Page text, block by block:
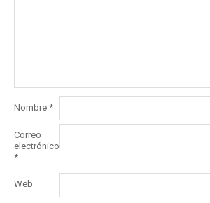
Nombre *
Correo
electrónico
*
Web